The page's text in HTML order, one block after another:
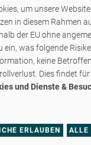
RECHTE
IMPRESSUM
um unsere
in diesem Rahmen
der EU ohne
ein, was folgende
keine
Dies findet
und Dienste &
ERLAUBEN ALLE